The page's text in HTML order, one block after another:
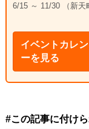
6/15 ～ 11/30 （新天
イベントカレ
ーを見る
#この記事に付け